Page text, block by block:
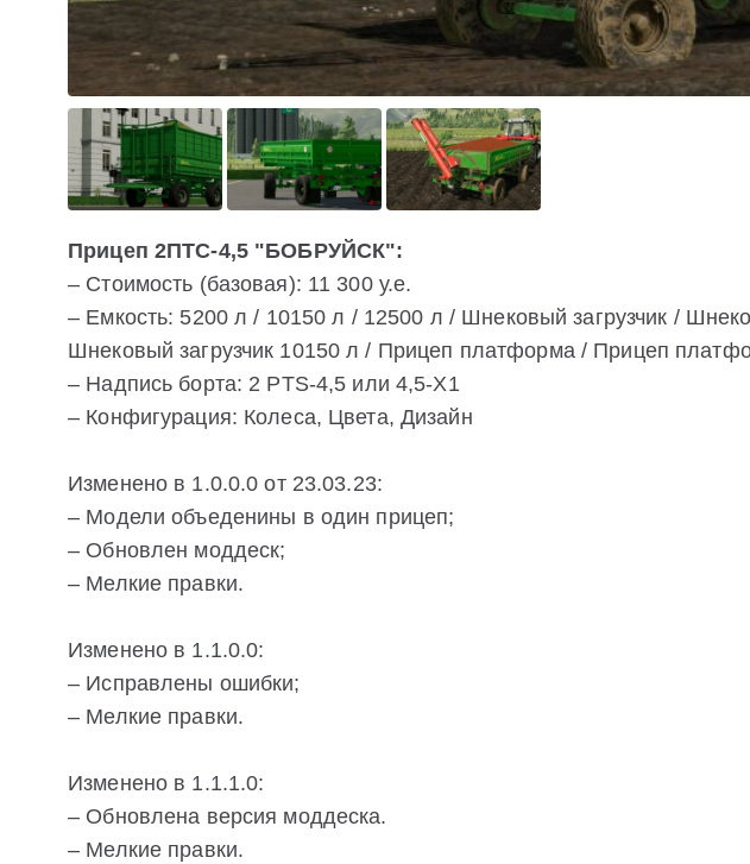
Прицеп 2ПТС-4,5 "БОБРУЙСК":
– Стоимость (базовая): 11 300 у.е.
– Емкость: 5200 л / 10150 л / 12500 л / Шнековый загрузчик /
Шнековый загрузчик 10150 л / Прицеп платформа / Прицеп
– Надпись борта: 2 PTS-4,5 или 4,5-Х1
– Конфигурация: Колеса, Цвета, Дизайн
Изменено в 1.0.0.0 от 23.03.23:
– Модели объеденины в один прицеп;
– Обновлен моддеск;
– Мелкие правки.
Изменено в 1.1.0.0:
– Исправлены ошибки;
– Мелкие правки.
Изменено в 1.1.1.0:
– Обновлена версия моддеска.
– Мелкие правки.